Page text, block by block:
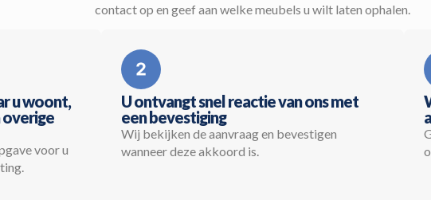
contact op en geef aan welke meubels u wilt laten ophalen.
u woont,
overige
voor u
U ontvangt snel reactie van ons met
een bevestiging
Wij bekijken de aanvraag en bevestigen
wanneer deze akkoord is.